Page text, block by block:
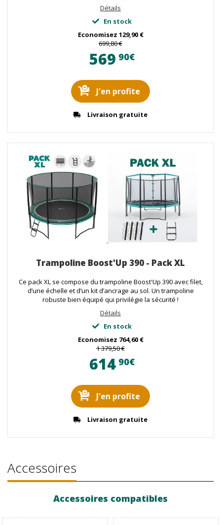
Détails
En stock
Economisez 129,90 €
699,80 €
569 90€
J'en profite
Livraison gratuite
Trampoline Boost'Up 390 - Pack XL
Ce pack XL se compose du trampoline Boost'Up 390 avec filet,
d’une échelle et d’un kit d’ancrage au sol. Un trampoline
robuste bien équipé qui privilégie la sécurité !
Détails
En stock
Economisez 764,60 €
1 379,50 €
614 90€
J'en profite
Livraison gratuite
Accessoires
Accessoires compatibles